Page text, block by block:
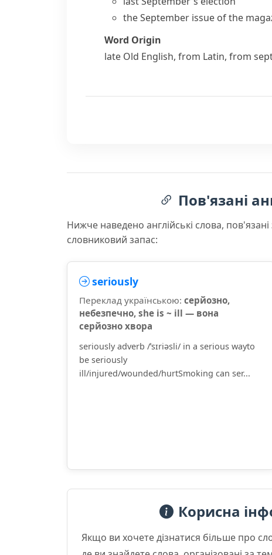
the September issue of the
Word Origin
late Old English, from Latin, from
Пов'язані
Нижче наведено англійські слова, пов'язані
словниковий запас:
seriously
Переклад українською: серйозно,
небезпечно, she is ~ ill — вона
серйозно хвора
seriously adverb /ˈsɪriəsli/ in a serious wayto
be seriously
ill/injured/wounded/hurtSmoking can ser...
Корисна
Якщо ви хочете дізнатися більше про